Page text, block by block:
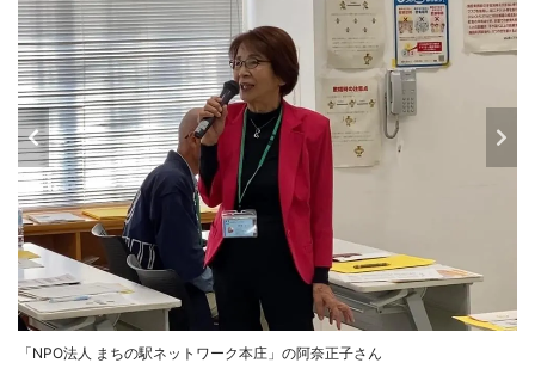
「NPO法人 まちの駅ネットワーク本庄」の阿奈正子さん